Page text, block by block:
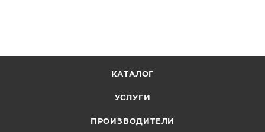
КАТАЛОГ
УСЛУГИ
ПРОИЗВОДИТЕЛИ